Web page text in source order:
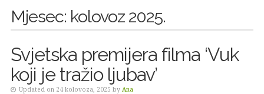
Mjesec: kolovoz 2025.
Svjetska premijera filma ‘Vuk
koji je tražio ljubav’
Updated on 24 kolovoza, 2025 by Ana